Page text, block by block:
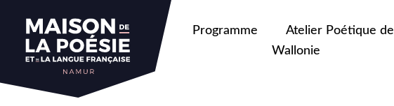
Programme
Atelier Poétique de
Wallonie